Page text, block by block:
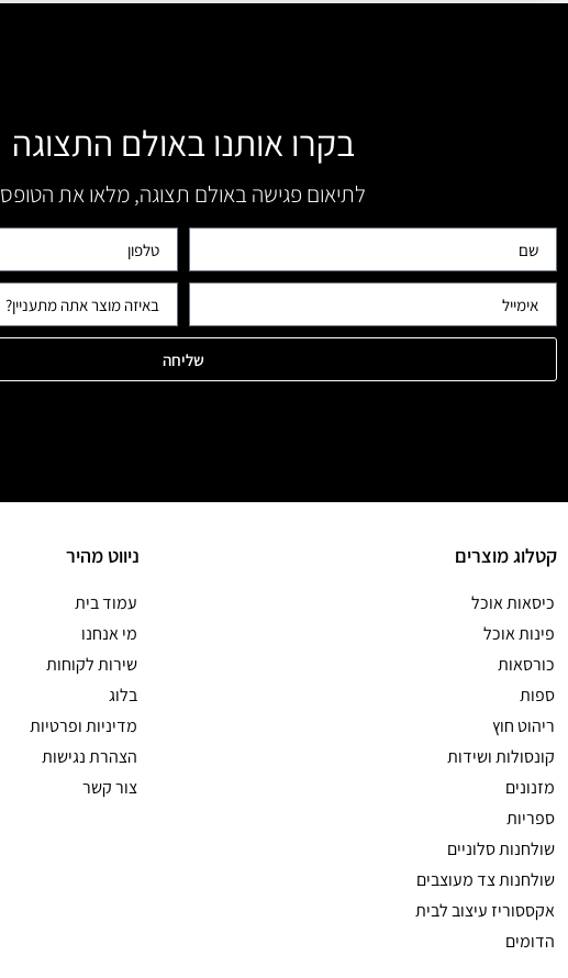
בקרו אותנו באולם התצוגה
לתיאום פגישה באולם תצוגה, מלאו את הטופס
שליחה
קטלוג מוצרים
כיסאות אוכל
פינות אוכל
כורסאות
ספות
ריהוט חוץ
קונסולות ושידות
מזנונים
ספריות
שולחנות סלוניים
שולחנות צד מעוצבים
אקססוריז עיצוב לבית
הדומים
ניווט מהיר
עמוד בית
מי אנחנו
שירות לקוחות
בלוג
מדיניות ופרטיות
הצהרת נגישות
צור קשר